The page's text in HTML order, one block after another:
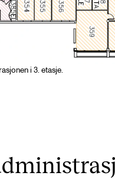
KONSERTER
Arrangementer
Gjennomføre
i 3. etasje.